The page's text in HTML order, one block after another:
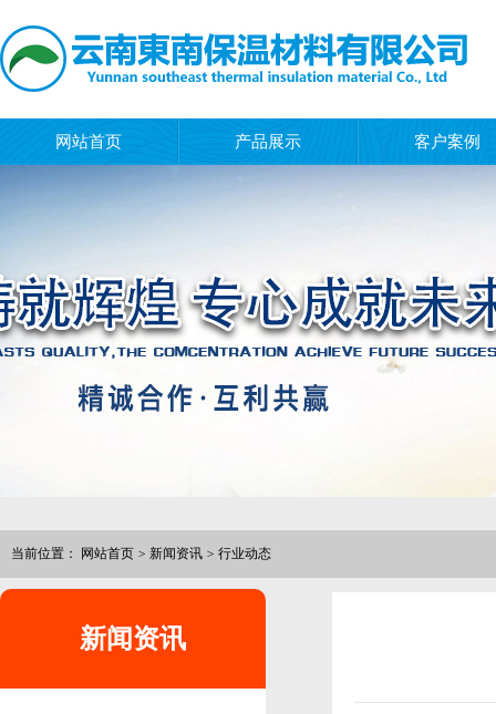
网站首页 产品展示 客户案例
当前位置： 网站首页 > 新闻资讯 > 行业动态
新闻资讯